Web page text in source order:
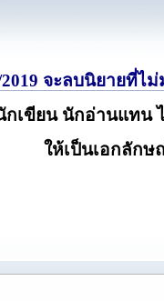
2019 จะลบนิยายที่ไ
กเขียน นักอ่านแทน
ให้เป็นเอกลักษ